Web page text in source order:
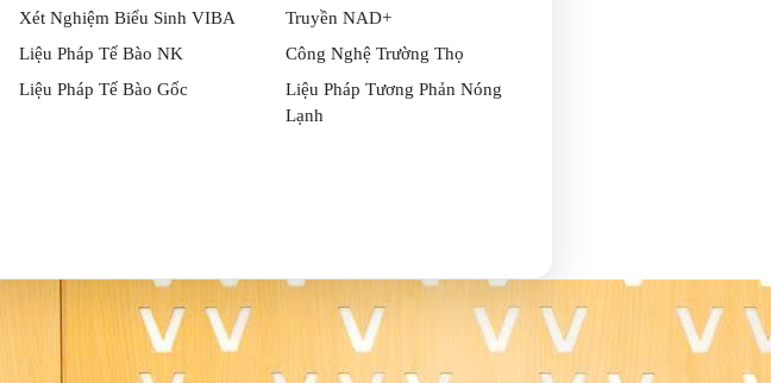
Xét Nghiệm Biểu Sinh VIBA
Liệu Pháp Tế Bào NK
Liệu Pháp Tế Bào Gốc
Truyền NAD+
Công Nghệ Trường Thọ
Liệu Pháp Tương Phản Nóng
Lạnh